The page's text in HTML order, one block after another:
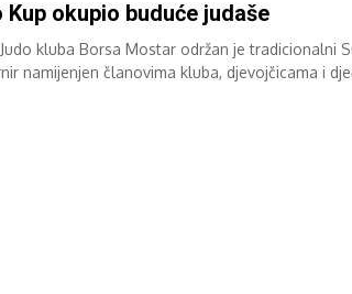
Kup okupio buduće judaše
kluba Borsa Mostar održan je tradicionalni
namijenjen članovima kluba, djevojčicama i